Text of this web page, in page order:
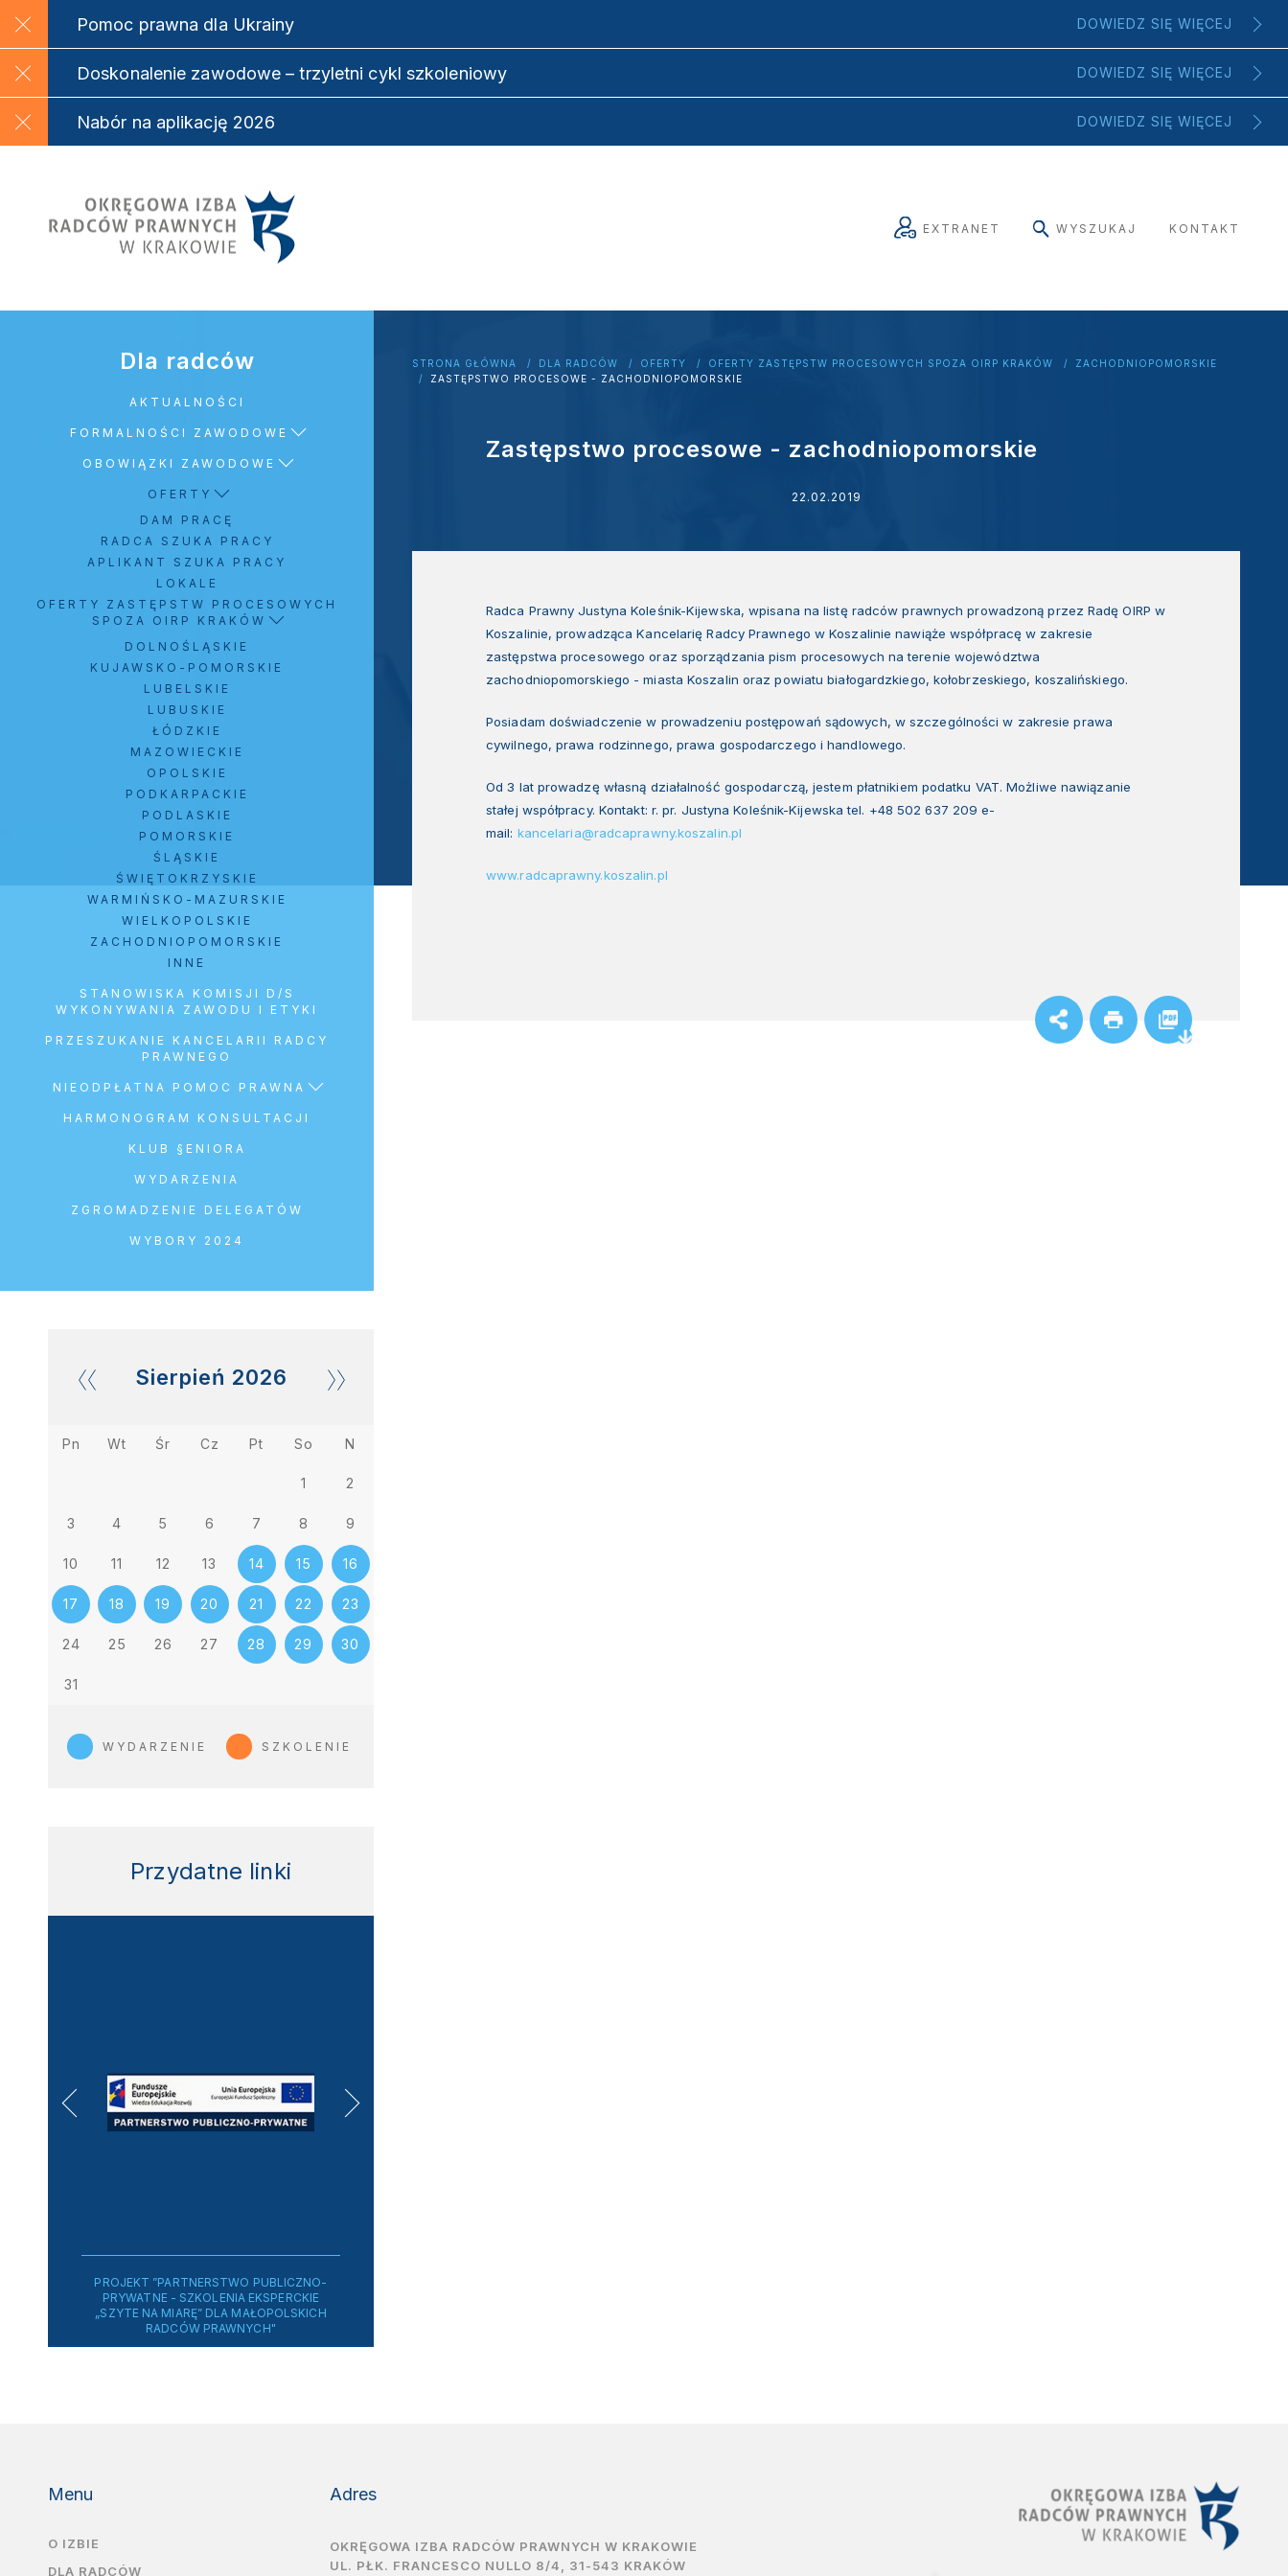
Pomoc prawna dla Ukrainy DOWIEDZ SIĘ WIĘCEJ
Doskonalenie zawodowe – trzyletni cykl szkoleniowy DOWIEDZ SIĘ WIĘCEJ
Nabór na aplikację 2026 DOWIEDZ SIĘ WIĘCEJ
EXTRANET WYSZUKAJ KONTAKT
STRONA GŁÓWNA DLA RADCÓW OFERTY OFERTY ZASTĘPSTW PROCESOWYCH SPOZA OIRP KRAKÓW
ZACHODNIOPOMORSKIE
ZASTĘPSTWO PROCESOWE - ZACHODNIOPOMORSKIE
Zastępstwo procesowe - zachodniopomorskie
22.02.2019
Radca Prawny Justyna Koleśnik-Kijewska, wpisana na listę radców prawnych prowadzoną przez Radę OIRP w
Koszalinie, prowadząca Kancelarię Radcy Prawnego w Koszalinie nawiąże współpracę w zakresie
zastępstwa procesowego oraz sporządzania pism procesowych na terenie województwa
zachodniopomorskiego - miasta Koszalin oraz powiatu białogardzkiego, kołobrzeskiego, koszalińskiego.
Posiadam doświadczenie w prowadzeniu postępowań sądowych, w szczególności w zakresie prawa
cywilnego, prawa rodzinnego, prawa gospodarczego i handlowego.
Od 3 lat prowadzę własną działalność gospodarczą, jestem płatnikiem podatku VAT.Możliwe nawiązanie
stałej współpracy. Kontakt: r. pr. Justyna Koleśnik-Kijewska tel. +48 502 637 209 e-
mail: kancelaria@radcaprawny.koszalin.pl
www.radcaprawny.koszalin.pl
Dla radców
AKTUALNOŚCI
FORMALNOŚCI ZAWODOWE
OBOWIĄZKI ZAWODOWE
OFERTY
DAM PRACĘ
RADCA SZUKA PRACY
APLIKANT SZUKA PRACY
LOKALE
OFERTY ZASTĘPSTW PROCESOWYCH
SPOZA OIRP KRAKÓW
DOLNOŚLĄSKIE
KUJAWSKO-POMORSKIE
LUBELSKIE
LUBUSKIE
ŁÓDZKIE
MAZOWIECKIE
OPOLSKIE
PODKARPACKIE
PODLASKIE
POMORSKIE
ŚLĄSKIE
ŚWIĘTOKRZYSKIE
WARMIŃSKO-MAZURSKIE
WIELKOPOLSKIE
ZACHODNIOPOMORSKIE
INNE
STANOWISKA KOMISJI D/S
WYKONYWANIA ZAWODU I ETYKI
PRZESZUKANIE KANCELARII RADCY
PRAWNEGO
NIEODPŁATNA POMOC PRAWNA
HARMONOGRAM KONSULTACJI
KLUB §ENIORA
WYDARZENIA
ZGROMADZENIE DELEGATÓW
WYBORY 2024
Sierpień 2026
Pn Wt Śr Cz Pt So N
1 2
3 4 5 6 7 8 9
10 11 12 13 14 15 16
17 18 19 20 21 22 23
24 25 26 27 28 29 30
31
WYDARZENIE SZKOLENIE
Przydatne linki
PROJEKT ”PARTNERSTWO PUBLICZNO-
PRYWATNE - SZKOLENIA EKSPERCKIE
„SZYTE NA MIARĘ” DLA MAŁOPOLSKICH
RADCÓW PRAWNYCH"
Menu
O IZBIE
DLA RADCÓW
Adres
OKRĘGOWA IZBA RADCÓW PRAWNYCH W KRAKOWIE
UL. PŁK. FRANCESCO NULLO 8/4, 31-543 KRAKÓW